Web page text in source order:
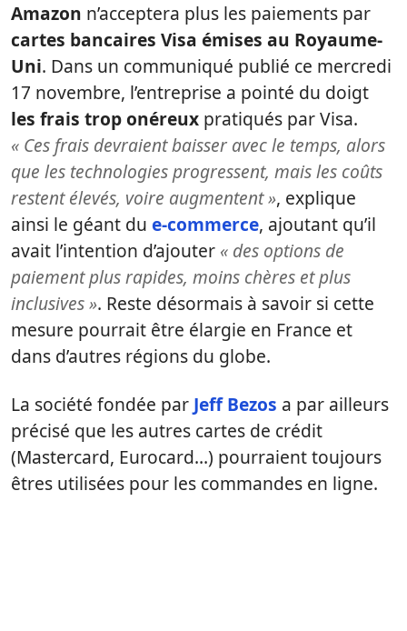
Amazon n’acceptera plus les paiements par
cartes bancaires Visa émises au Royaume-
Uni. Dans un communiqué publié ce mercredi
17 novembre, l’entreprise a pointé du doigt
les frais trop onéreux pratiqués par Visa.
« Ces frais devraient baisser avec le temps, alors
que les technologies progressent, mais les coûts
restent élevés, voire augmentent », explique
ainsi le géant du e-commerce, ajoutant qu’il
avait l’intention d’ajouter « des options de
paiement plus rapides, moins chères et plus
inclusives ». Reste désormais à savoir si cette
mesure pourrait être élargie en France et
dans d’autres régions du globe.
La société fondée par Jeff Bezos a par ailleurs
précisé que les autres cartes de crédit
(Mastercard, Eurocard…) pourraient toujours
êtres utilisées pour les commandes en ligne.